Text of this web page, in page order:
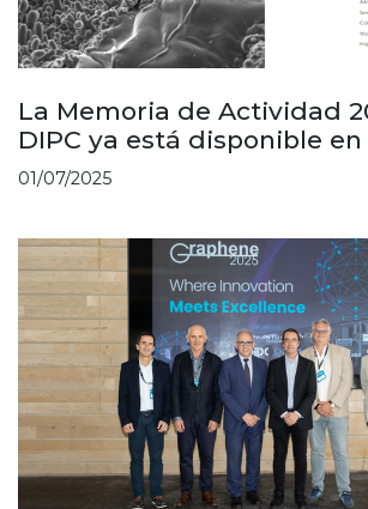
La Memoria de Actividad
DIPC ya está disponible
01/07/2025